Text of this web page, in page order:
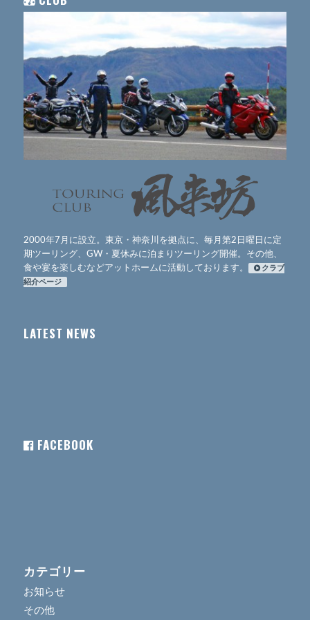
2000年7月に設立。東京・神奈川を拠点に、毎月第2日曜日に定
期ツーリング、GW・夏休みに泊まりツーリング開催。その他、
食や宴を楽しむなどアットホームに活動しております。
クラブ
紹介ページ
LATEST NEWS
FACEBOOK
カテゴリー
お知らせ
その他